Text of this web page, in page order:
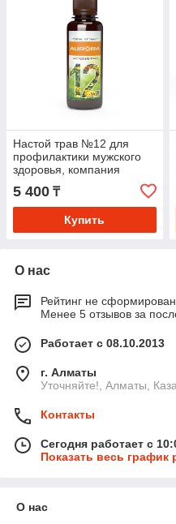
Настой трав №12 для
профилактики мужского
здоровья, компания
5 400 ₸
Купить
О нас
Рейтинг не сформирован
Менее 5 отзывов за
Работает с 08.10.2013
г. Алматы
Уточняйте!, Алматы,
Контакты
Сегодня работает с
Показать весь график
О нас